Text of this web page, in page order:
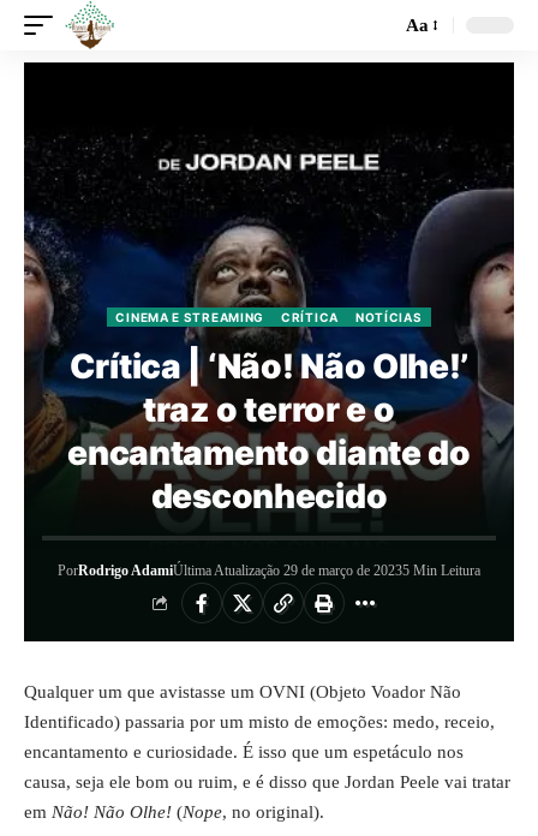
Aa
CINEMA E STREAMING CRÍTICA NOTÍCIAS
Crítica | ‘Não! Não Olhe!’
traz o terror e o
encantamento diante do
desconhecido
PorRodrigo AdamiÚltima Atualização 29 de março de 20235 Min Leitura
Qualquer um que avistasse um OVNI (Objeto Voador Não
Identificado) passaria por um misto de emoções: medo, receio,
encantamento e curiosidade. É isso que um espetáculo nos
causa, seja ele bom ou ruim, e é disso que Jordan Peele vai tratar
em Não! Não Olhe! (Nope, no original).